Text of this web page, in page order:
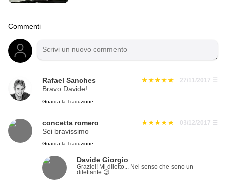
Commenti
Rafael Sanches 27/11/2017 ☰
Bravo Davide!
Guarda la Traduzione
concetta romero 03/12/2017 ☰
Sei bravissimo
Guarda la Traduzione
Davide Giorgio
Grazie!! Mi diletto... Nel senso che sono un
dilettante 😊